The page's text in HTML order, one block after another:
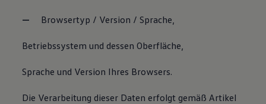
Browsertyp / Version / Sprache,
Betriebssystem und dessen Oberfläche,
Sprache und Version Ihres Browsers.
Die Verarbeitung dieser Daten erfolgt gemäß Artikel